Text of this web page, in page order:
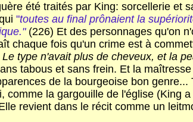
été traités par King: sorcellerie et
"toutes au final prônaient la
(226) Et des personnages qu'on
chaque fois qu'un crime est à
type n'avait plus de cheveux, et la
tabous et sans frein. Et la
de la bourgeoise bon
comme la gargouille de l'église (King
revient dans le récit comme un